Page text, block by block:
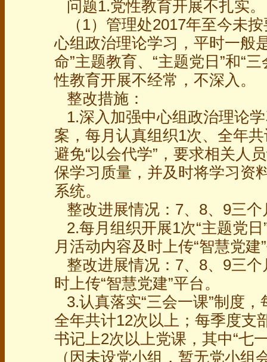
问题1.党性教育开展不扎实。
（1）管理处2017年至今未
心组政治理论学习，平时一般
命”主题教育、“主题党日”和“
性教育开展不经常，不深入。
整改措施：
1.深入加强中心组政治理论
案，每月认真组织1次、全年
避免“以会代学”，要求相关人
保学习质量，并及时将学习资
系统。
整改进展情况：7、8、9三个
2.每月组织开展1次“主题党
月活动内容及时上传“智慧党建
整改进展情况：7、8、9三
时上传“智慧党建”平台。
3.认真落实“三会一课”制度
全年共计12次以上；每季度支
书记上2次以上党课，其中“七
（因未设党小组，暂无党小组